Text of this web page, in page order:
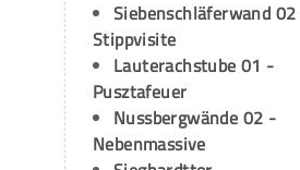
Siebenschläferwand
Stippvisite
Lauterachstube 01 -
Pusztafeuer
Nussbergwände 02 -
Nebenmassive